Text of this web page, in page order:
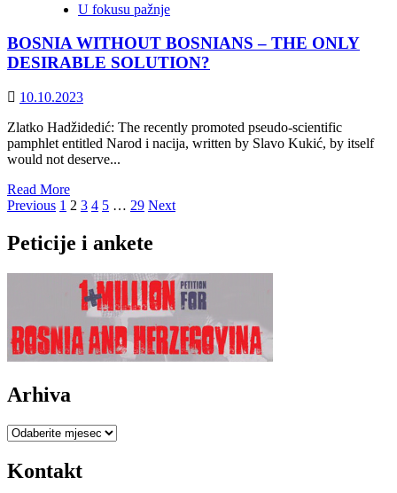
raspravi
bosanskoj
naciji
ugla
prava
U fokusu pažnje
BOSNIA WITHOUT BOSNIANS – THE ONLY
DESIRABLE SOLUTION?
10.10.2023
Zlatko Hadžidedić: The recently promoted pseudo-scientific
pamphlet entitled Narod i nacija, written by Slavo Kukić, by itself
would not deserve...
Read MoreRead
more
BOSNIA
WITHOUT
THE
ONLY
DESIRABLE
SOLUTION?
Posts
pagination
Previous 1 2 3 4 5 … 29 Next
Peticije i ankete
Arhiva
Arhiva
Kontakt